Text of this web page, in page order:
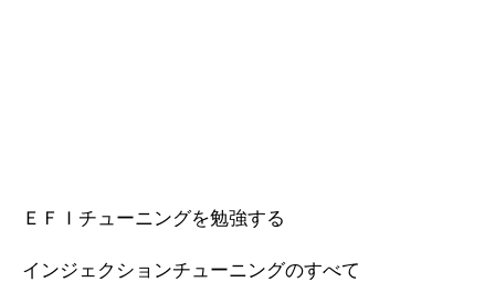
ＥＦＩチューニングを勉強する
インジェクションチューニングのすべて